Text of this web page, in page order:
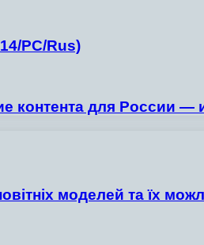
PC/Rus)
контента для России
моделей та їх